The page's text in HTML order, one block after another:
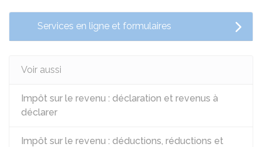
Services en ligne et formulaires
Voir aussi
Impôt sur le revenu : déclaration et revenus à
déclarer
Impôt sur le revenu : déductions, réductions et